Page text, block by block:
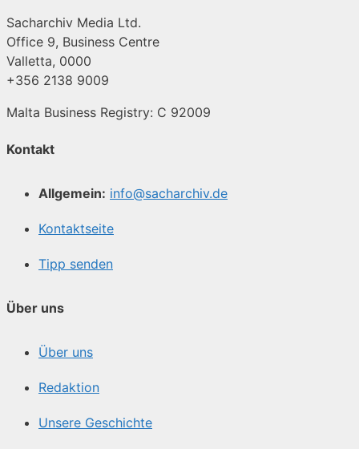
Sacharchiv Media Ltd.
Office 9, Business Centre
Valletta, 0000
+356 2138 9009
Malta Business Registry: C 92009
Kontakt
Allgemein: info@sacharchiv.de
Kontaktseite
Tipp senden
Über uns
Über uns
Redaktion
Unsere Geschichte